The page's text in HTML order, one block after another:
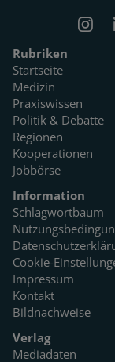
Rubriken
Startseite
Medizin
Praxiswissen
Politik & Debatte
Regionen
Kooperationen
Jobbörse
Information
Schlagwortbaum
Cookie-
Impressum
Kontakt
Bildnachweise
Verlag
Mediadaten